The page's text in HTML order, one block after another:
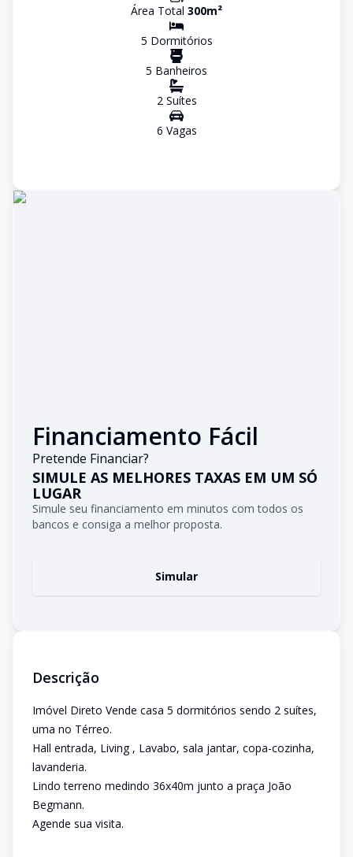
Área Total 300m²
5 Dormitórios
5 Banheiros
2Suítes
6 Vagas
Financiamento Fácil
Pretende Financiar?
SIMULE AS MELHORES TAXAS EM UM SÓ
LUGAR
Simule seu financiamento em minutos com todos os
bancos e consiga a melhor proposta.
Simular
Descrição
Imóvel Direto Vende casa 5 dormitórios sendo 2 suítes,
uma no Térreo.
Hall entrada, Living , Lavabo, sala jantar, copa-cozinha,
lavanderia.
Lindo terreno medindo 36x40m junto a praça João
Begmann.
Agende sua visita.